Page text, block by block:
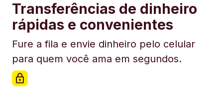
Transferências de dinheiro
rápidas e convenientes
Fure a fila e envie dinheiro pelo celular
para quem você ama em segundos.